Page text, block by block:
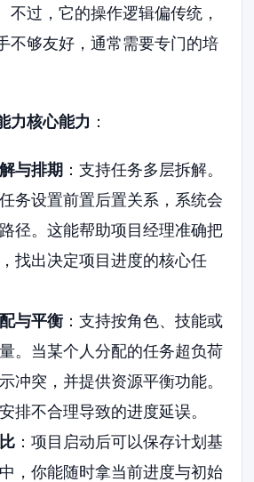
不过，它的操作逻辑偏传统，
不够友好，通常需要专门的培
力核心能力 ：
与排期：支持任务多层拆解。
务设置前置后置关系，系统会
径。这能帮助项目经理准确把
找出决定项目进度的核心任
与平衡：支持按角色、技能或
。当某个人分配的任务超负荷
冲突，并提供资源平衡功能。
排不合理导致的进度延误。
：项目启动后可以保存计划基
，你能随时拿当前进度与初始